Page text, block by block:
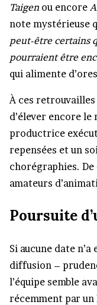
Taigen ou encore
note mystérieuse
peut-être certains
pourraient être
qui alimente
À ces
d’élever encore le
productrice
repensées et un
chorégraphies.
amateurs
Poursuite
Si aucune date
diffusion –
l’équipe semble
récemment par